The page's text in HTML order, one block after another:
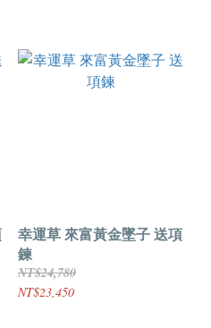
幸運草 來富黃金墜子 送項
鍊
NT$24,780
NT$23,450